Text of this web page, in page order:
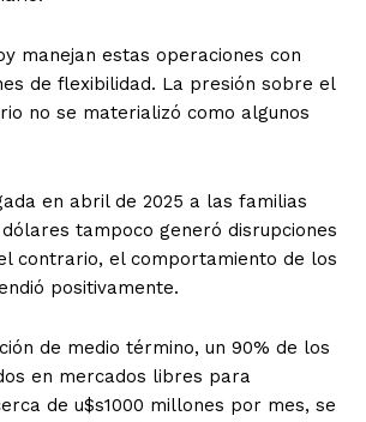
manejan estas operaciones con
de flexibilidad. La presión sobre el
no se materializó como algunos
en abril de 2025 a las familias
tampoco generó disrupciones
contrario, el comportamiento de los
positivamente.
de medio término, un 90% de los
en mercados libres para
de u$s1000 millones por mes, se